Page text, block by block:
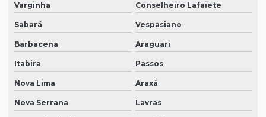
Varginha Conselheiro Lafaiete
Sabará Vespasiano
Barbacena Araguari
Itabira Passos
Nova Lima Araxá
Nova Serrana Lavras